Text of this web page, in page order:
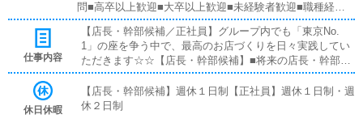
問■高卒以上歓迎■大卒以上歓迎■未経験者歓迎■職種経験
者歓迎■ブランクOK全国総合第1位のウルトラグループで
働いてみたいという方なら、どなたでも大歓迎です！
仕事内容
【店長・幹部候補／正社員】グループ内でも「東京No.
1」の座を争う中で、最高のお店づくりを日々実践してい
ただきます☆☆【店長・幹部候補】■将来の店長・幹部候
補として経験を積んでいただきます。まずは『受付スタッ
フ』と同様に、接客や受付業務からスタートしていただき
ます。業務に慣れてきたら、『キャストの管理』や『経営
休日休暇
【店長・幹部候補】週休１日制【正社員】週休１日制・週
休２日制